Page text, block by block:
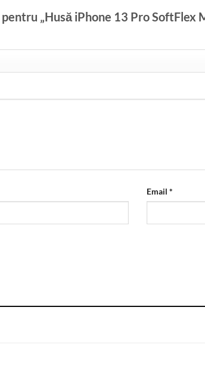
„Husă iPhone 13 Pro SoftFlex
Email *